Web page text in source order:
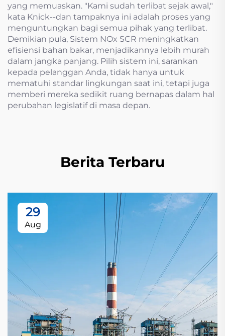
yang memuaskan. "Kami sudah terlibat sejak awal,"
kata Knick--dan tampaknya ini adalah proses yang
menguntungkan bagi semua pihak yang terlibat.
Demikian pula, Sistem NOx SCR meningkatkan
efisiensi bahan bakar, menjadikannya lebih murah
dalam jangka panjang. Pilih sistem ini, sarankan
kepada pelanggan Anda, tidak hanya untuk
mematuhi standar lingkungan saat ini, tetapi juga
memberi mereka sedikit ruang bernapas dalam hal
perubahan legislatif di masa depan.
Berita Terbaru
29
Aug